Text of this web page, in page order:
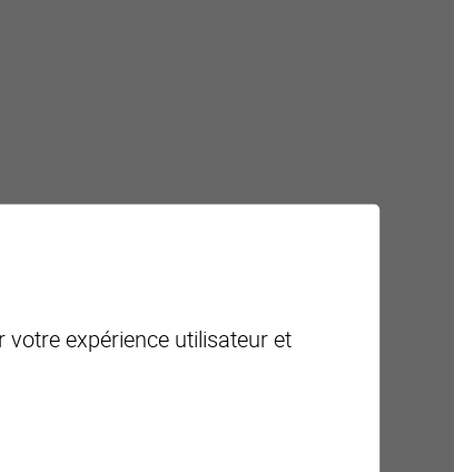
expérience utilisateur et